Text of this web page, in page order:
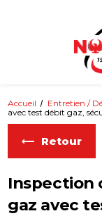
Accueil Entretien /
avec test débit gaz,
Retour
Inspection
gaz avec